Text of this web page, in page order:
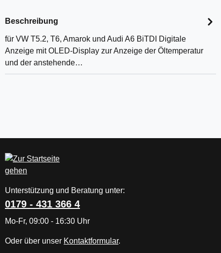
Beschreibung
für VW T5.2, T6, Amarok und Audi A6 BiTDI Digitale
Anzeige mit OLED-Display zur Anzeige der Öltemperatur
und der anstehende…
Unterstützung und Beratung unter:
0179 - 431 366 4
Mo-Fr, 09:00 - 16:30 Uhr
Oder über unser Kontaktformular.